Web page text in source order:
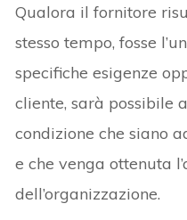
Qualora il fornitore
stesso tempo, fosse
specifiche esigenze
cliente, sarà possibile
condizione che siano
e che venga ottenuta
dell’organizzazione.